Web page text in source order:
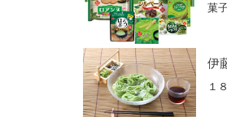
菓
伊
１